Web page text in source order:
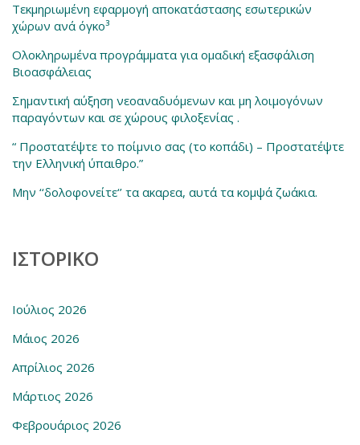
Τεκμηριωμένη εφαρμογή αποκατάστασης εσωτερικών
χώρων ανά όγκο³
Ολοκληρωμένα προγράμματα για ομαδική εξασφάλιση
Βιοασφάλειας
Σημαντική αύξηση νεοαναδυόμενων και μη λοιμογόνων
παραγόντων και σε χώρους φιλοξενίας .
“ Προστατέψτε το ποίμνιο σας (το κοπάδι) – Προστατέψτε
την Ελληνική ύπαιθρο.”
Μην ‘‘δολοφονείτε‘’ τα ακαρεα, αυτά τα κομψά ζωάκια.
ΙΣΤΟΡΙΚΌ
Ιούλιος 2026
Μάιος 2026
Απρίλιος 2026
Μάρτιος 2026
Φεβρουάριος 2026